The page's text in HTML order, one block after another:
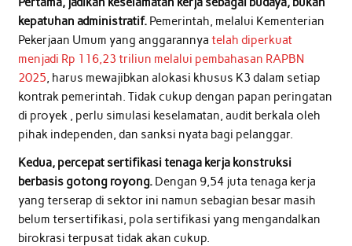
kepatuhan administratif.Pemerintah, melalui Kementerian
Pekerjaan Umum yang anggarannya telah diperkuat
menjadi Rp 116,23 triliun melalui pembahasan RAPBN
2025, harus mewajibkan alokasi khusus K3 dalam setiap
kontrak pemerintah. Tidak cukup dengan papan peringatan
di proyek , perlu simulasi keselamatan, audit berkala oleh
pihak independen, dan sanksi nyata bagi pelanggar.
Kedua, percepat sertifikasi tenaga kerja konstruksi
berbasis gotong royong.Dengan 9,54 juta tenaga kerja
yang terserap di sektor ini namun sebagian besar masih
belum tersertifikasi, pola sertifikasi yang mengandalkan
birokrasi terpusat tidak akan cukup.